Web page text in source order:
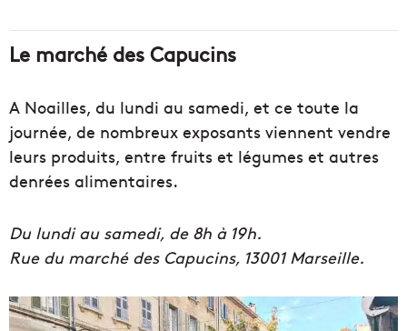
Le marché des Capucins
A Noailles, du lundi au samedi, et ce toute la
journée, de nombreux exposants viennent vendre
leurs produits, entre fruits et légumes et autres
denrées alimentaires.
Du lundi au samedi, de 8h à 19h.
Rue du marché des Capucins, 13001 Marseille.